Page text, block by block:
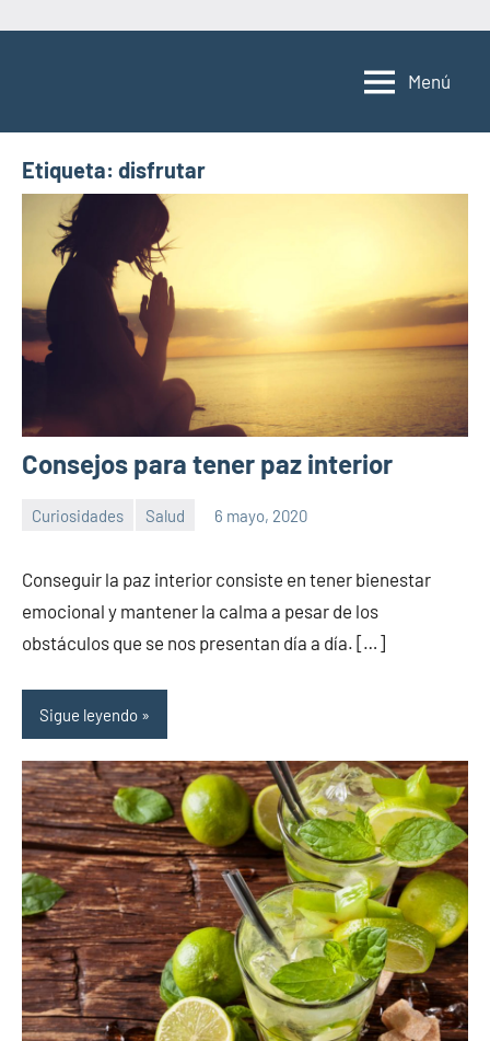
Menú
Etiqueta: disfrutar
Consejos para tener paz interior
Curiosidades Salud 6 mayo, 2020
la
salud
comentarios
Conseguir la paz interior consiste en tener bienestar
emocional y mantener la calma a pesar de los
obstáculos que se nos presentan día a día. […]
Sigue leyendo